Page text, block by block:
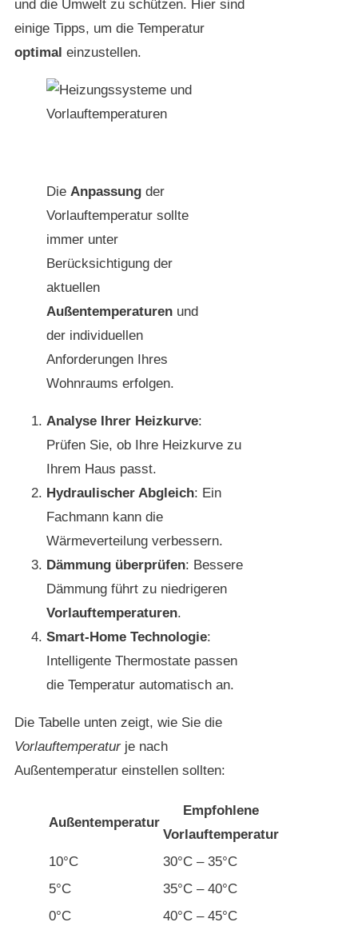
und die Umwelt zu schützen. Hier sind
einige Tipps, um die Temperatur
optimal einzustellen.
Die Anpassung der
Vorlauftemperatur sollte
immer unter
Berücksichtigung der
aktuellen
Außentemperaturen und
der individuellen
Anforderungen Ihres
Wohnraums erfolgen.
Analyse Ihrer Heizkurve:
Prüfen Sie, ob Ihre Heizkurve zu
Ihrem Haus passt.
Hydraulischer Abgleich: Ein
Fachmann kann die
Wärmeverteilung verbessern.
Dämmung überprüfen: Bessere
Dämmung führt zu niedrigeren
Vorlauftemperaturen.
Smart-Home Technologie:
Intelligente Thermostate passen
die Temperatur automatisch an.
Die Tabelle unten zeigt, wie Sie die
Vorlauftemperaturje nach
Außentemperatur einstellen sollten:
Außentemperatur
Empfohlene
Vorlauftemperatur
10°C
30°C – 35°C
5°C
35°C – 40°C
0°C
40°C – 45°C